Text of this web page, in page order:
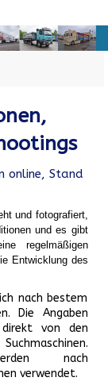
online, Stand
und fotografiert,
und es gibt
regelmäßigen
Entwicklung des
nach bestem
Die Angaben
von den
nach
verwendet.